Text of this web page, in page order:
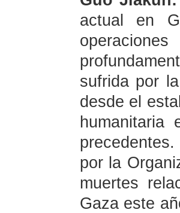
actual en
sufrida por
desde el
por la
muertes
Gaza este